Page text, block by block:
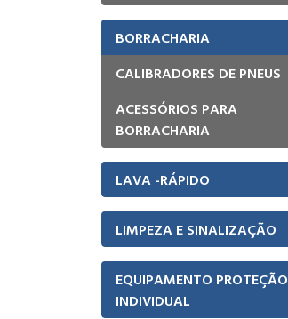
BORRACHARIA
CALIBRADORES DE PNEUS
ACESSÓRIOS PARA
BORRACHARIA
LAVA -RÁPIDO
LIMPEZA E SINALIZAÇÃO
EQUIPAMENTO PROTEÇÃO
INDIVIDUAL